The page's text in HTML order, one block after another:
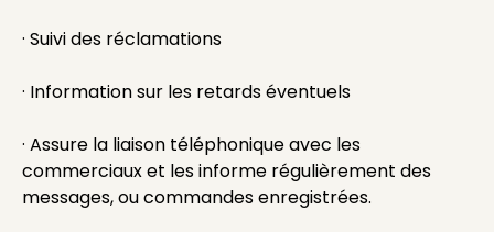
· Suivi des réclamations
· Information sur les retards éventuels
· Assure la liaison téléphonique avec les
commerciaux et les informe régulièrement des
messages, ou commandes enregistrées.